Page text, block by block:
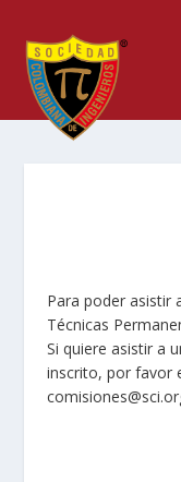
Para poder asistir
Técnicas
Si quiere asistir a
inscrito, por favor